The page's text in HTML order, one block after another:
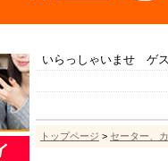
いらっしゃいませ ゲ
トップページ > セーター、